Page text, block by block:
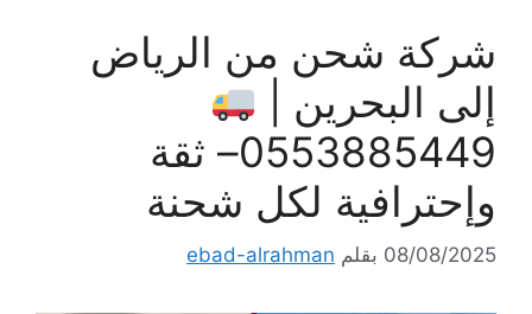
شركة شحن من الرياض
إلى البحرين |
0553885449– ثقة
وإحترافية لكل شحنة
08/08/2025 بقلم ebad-alrahman